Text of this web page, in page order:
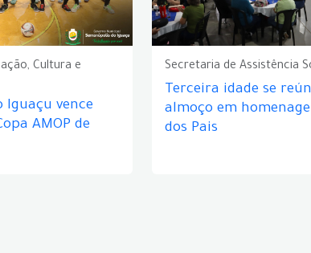
Cultura e
Iguaçu vence
AMOP de
Secretaria de Assistência
Terceira idade se
almoço em
dos Pais